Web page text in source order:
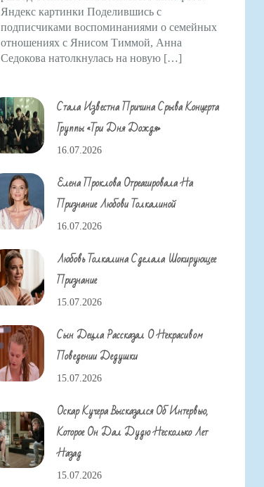
Яндекс картинки Поделившись с
подписчиками воспоминаниями о семейных
отношениях с Янисом Тиммой, Анна
Седокова натолкнулась на новую […]
Стала Известна Причина Срыва Концерта
Группы «Три Дня Дождя»
16.07.2026
Елена Проклова Отреагировала На
Признание Любови Толкалиной
16.07.2026
Любовь Толкалина Сделала Шокирующее
Признание
15.07.2026
Сын Децла Рассказал О Некрасивом
Поведении Дедушки
15.07.2026
Оскар Кучера Высказался Об Интервью,
Которое Он Дал Дудю Несколько Лет
Назад
15.07.2026